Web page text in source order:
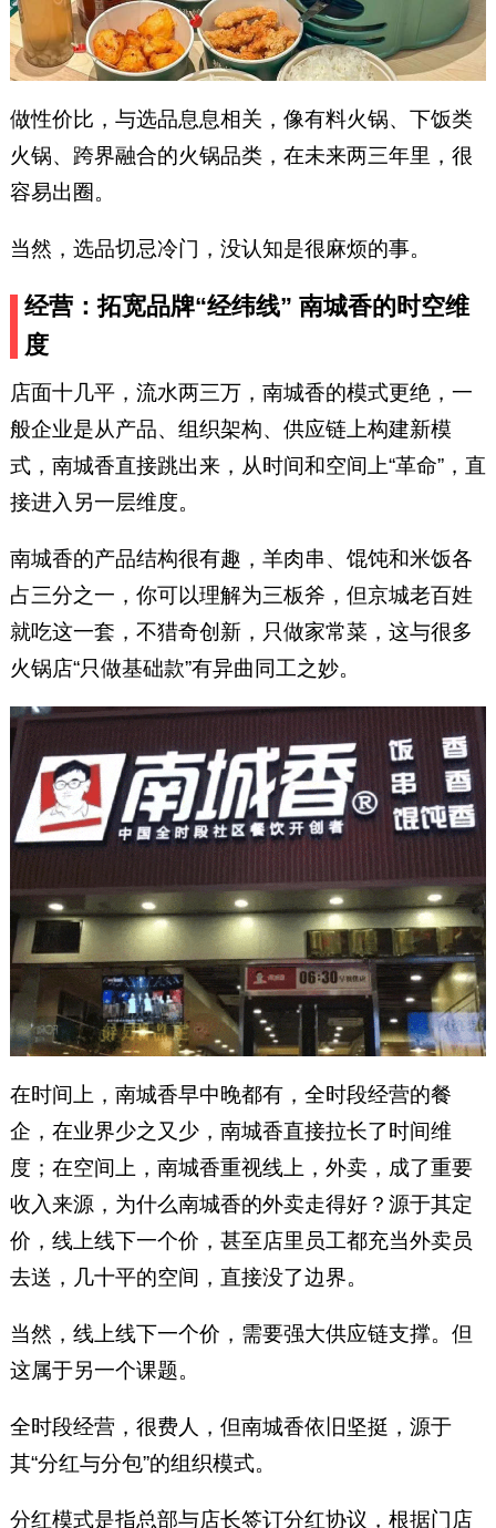
做性价比，与选品息息相关，像有料火锅、下饭类
火锅、跨界融合的火锅品类，在未来两三年里，很
容易出圈。
当然，选品切忌冷门，没认知是很麻烦的事。
经营：拓宽品牌“经纬线” 南城香的时空维
度
店面十几平，流水两三万，南城香的模式更绝，一
般企业是从产品、组织架构、供应链上构建新模
式，南城香直接跳出来，从时间和空间上“革命”，直
接进入另一层维度。
南城香的产品结构很有趣，羊肉串、馄饨和米饭各
占三分之一，你可以理解为三板斧，但京城老百姓
就吃这一套，不猎奇创新，只做家常菜，这与很多
火锅店“只做基础款”有异曲同工之妙。
在时间上，南城香早中晚都有，全时段经营的餐
企，在业界少之又少，南城香直接拉长了时间维
度；在空间上，南城香重视线上，外卖，成了重要
收入来源，为什么南城香的外卖走得好？源于其定
价，线上线下一个价，甚至店里员工都充当外卖员
去送，几十平的空间，直接没了边界。
当然，线上线下一个价，需要强大供应链支撑。但
这属于另一个课题。
全时段经营，很费人，但南城香依旧坚挺，源于
其“分红与分包”的组织模式。
分红模式是指总部与店长签订分红协议，根据门店